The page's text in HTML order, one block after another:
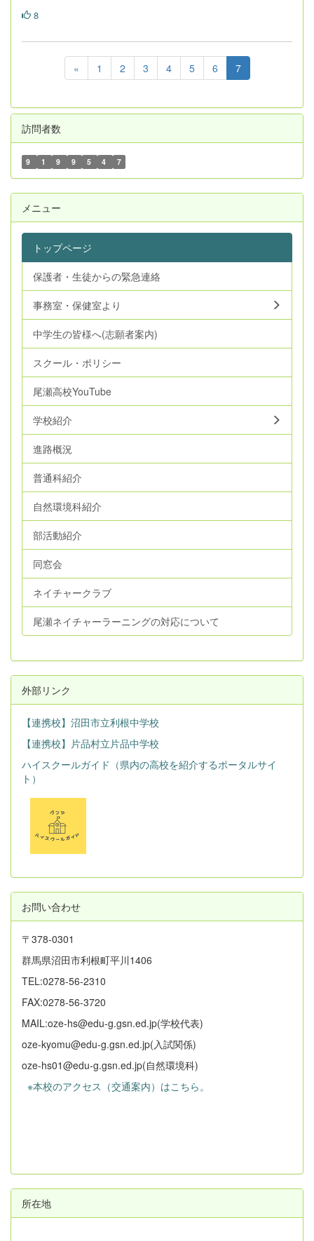
8
« 1 2 3 4 5 6 7
訪問者数
9 1 9 9 5 4 7
メニュー
トップページ
保護者・生徒からの緊急連絡
事務室・保健室より
中学生の皆様へ(志願者案内)
スクール・ポリシー
尾瀬高校YouTube
学校紹介
進路概況
普通科紹介
自然環境科紹介
部活動紹介
同窓会
ネイチャークラブ
尾瀬ネイチャーラーニングの対応について
外部リンク
【連携校】沼田市立利根中学校
【連携校】片品村立片品中学校
ハイスクールガイド（県内の高校を紹介するポータルサイ
ト）
お問い合わせ
〒378-0301
群馬県沼田市利根町平川1406
TEL:0278-56-2310
FAX:0278-56-3720
MAIL:oze-hs@edu-g.gsn.ed.jp(学校代表)
oze-kyomu@edu-g.gsn.ed.jp(入試関係)
oze-hs01@edu-g.gsn.ed.jp(自然環境科)
※本校のアクセス（交通案内）はこちら。
所在地